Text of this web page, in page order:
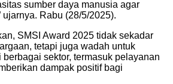
sumber daya manusia agar
Rabu (28/5/2025).
SMSI Award 2025 tidak sekadar
tetapi juga wadah untuk
sektor, termasuk pelayanan
dampak positif bagi